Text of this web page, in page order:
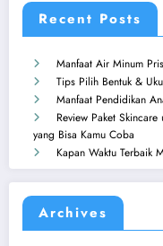
Recent Posts
Manfaat Air Minum
Tips Pilih Bentuk &
Manfaat Pendidikan
Review Paket
yang Bisa Kamu Coba
Kapan Waktu Terbaik
Archives